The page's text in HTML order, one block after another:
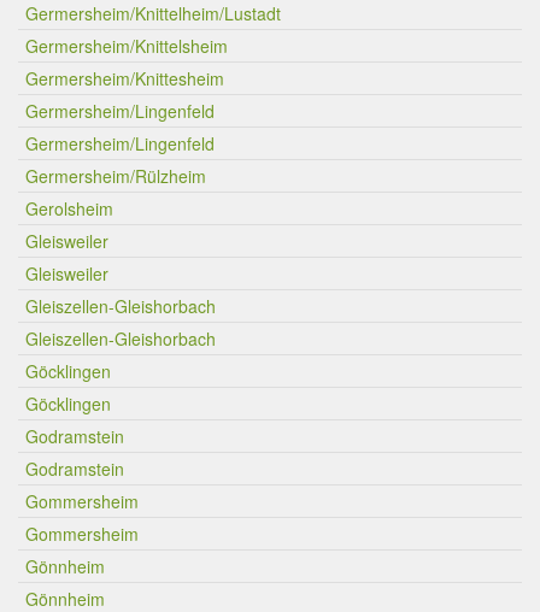
Germersheim/Knittelheim/Lustadt
Germersheim/Knittelsheim
Germersheim/Knittesheim
Germersheim/Lingenfeld
Germersheim/Lingenfeld
Germersheim/Rülzheim
Gerolsheim
Gleisweiler
Gleisweiler
Gleiszellen-Gleishorbach
Gleiszellen-Gleishorbach
Göcklingen
Göcklingen
Godramstein
Godramstein
Gommersheim
Gommersheim
Gönnheim
Gönnheim